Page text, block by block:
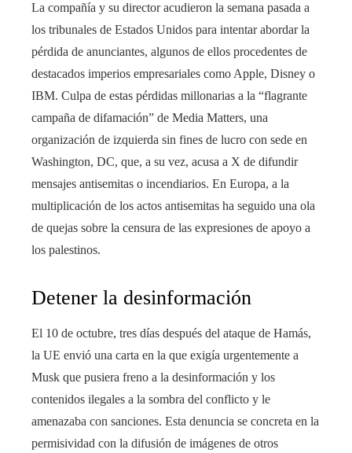
La compañía y su director acudieron la semana pasada a
los tribunales de Estados Unidos para intentar abordar la
pérdida de anunciantes, algunos de ellos procedentes de
destacados imperios empresariales como Apple, Disney o
IBM. Culpa de estas pérdidas millonarias a la “flagrante
campaña de difamación” de Media Matters, una
organización de izquierda sin fines de lucro con sede en
Washington, DC, que, a su vez, acusa a X de difundir
mensajes antisemitas o incendiarios. En Europa, a la
multiplicación de los actos antisemitas ha seguido una ola
de quejas sobre la censura de las expresiones de apoyo a
los palestinos.
Detener la desinformación
El 10 de octubre, tres días después del ataque de Hamás,
la UE envió una carta en la que exigía urgentemente a
Musk que pusiera freno a la desinformación y los
contenidos ilegales a la sombra del conflicto y le
amenazaba con sanciones. Esta denuncia se concreta en la
permisividad con la difusión de imágenes de otros